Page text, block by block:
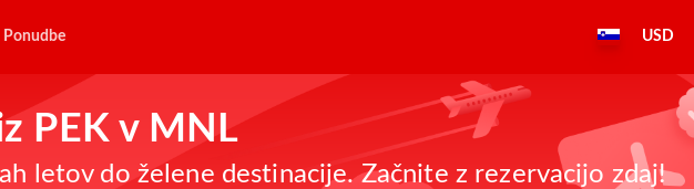
Ponudbe USD
PEK v MNL
letov do želene destinacije. Začnite z rezervacijo zdaj!